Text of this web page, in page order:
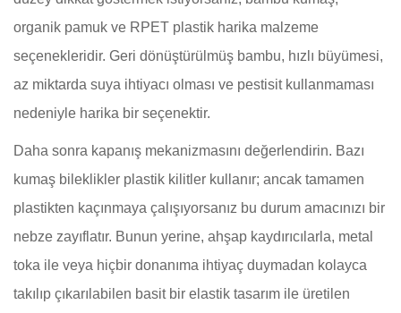
organik pamuk ve RPET plastik harika malzeme
seçenekleridir. Geri dönüştürülmüş bambu, hızlı büyümesi,
az miktarda suya ihtiyacı olması ve pestisit kullanmaması
nedeniyle harika bir seçenektir.
Daha sonra kapanış mekanizmasını değerlendirin. Bazı
kumaş bileklikler plastik kilitler kullanır; ancak tamamen
plastikten kaçınmaya çalışıyorsanız bu durum amacınızı bir
nebze zayıflatır. Bunun yerine, ahşap kaydırıcılarla, metal
toka ile veya hiçbir donanıma ihtiyaç duymadan kolayca
takılıp çıkarılabilen basit bir elastik tasarım ile üretilen